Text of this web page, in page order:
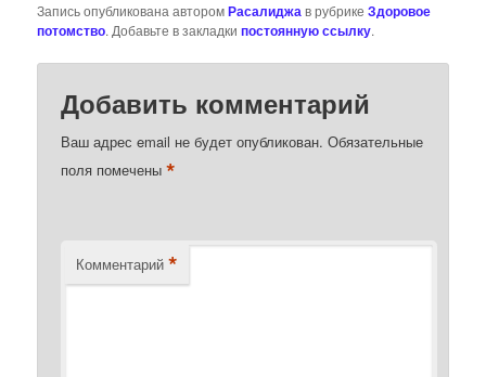
Запись опубликована авторомРасалиджав рубрикеЗдоровое
потомство. Добавьте в закладкипостоянную ссылку.
Добавить комментарий
Ваш адрес email не будет опубликован. Обязательные
поля помечены*
Комментарий *